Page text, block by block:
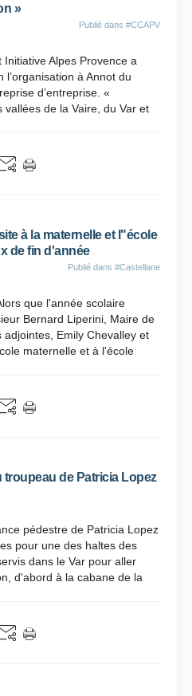
»
Publié dans #CCAPV
Alpes Provence a
à Annot du
d’entreprise. «
de la Vaire, du Var et
à la maternelle et l"école
de fin d'année
Publié dans #Castellane
que l'année scolaire
Bernard Liperini, Maire de
Emily Chevalley et
maternelle et à l'école
troupeau de Patricia Lopez
pédestre de Patricia Lopez
pour une des haltes des
dans le Var pour aller
d'abord à la cabane de la